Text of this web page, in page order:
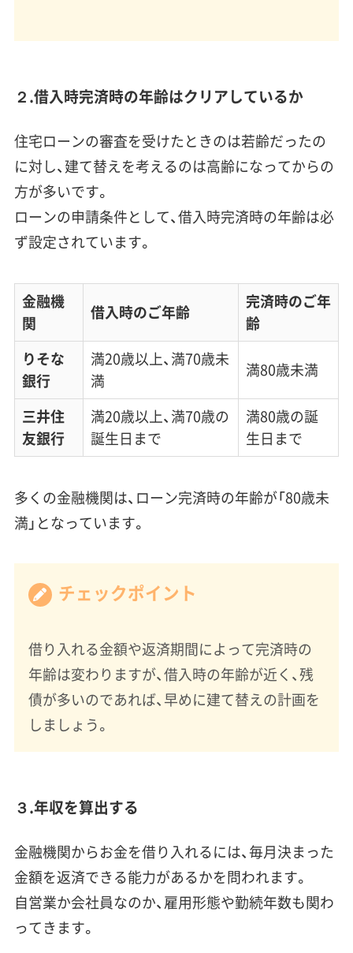
２.借入時完済時の年齢はクリアしているか
住宅ローンの審査を受けたときのは若齢だったの
に対し、建て替えを考えるのは高齢になってからの
方が多いです。
ローンの申請条件として、借入時完済時の年齢は必
ず設定されています。
金融機
関
借入時のご年齢
完済時のご年
齢
りそな
銀行
満20歳以上、満70歳未
満
満80歳未満
三井住
友銀行
満20歳以上、満70歳の
誕生日まで
満80歳の誕
生日まで
多くの金融機関は、ローン完済時の年齢が「80歳未
満」となっています。
チェックポイント
借り入れる金額や返済期間によって完済時の
年齢は変わりますが、借入時の年齢が近く、残
債が多いのであれば、早めに建て替えの計画を
しましょう。
３.年収を算出する
金融機関からお金を借り入れるには、毎月決まった
金額を返済できる能力があるかを問われます。
自営業か会社員なのか、雇用形態や勤続年数も関わ
ってきます。